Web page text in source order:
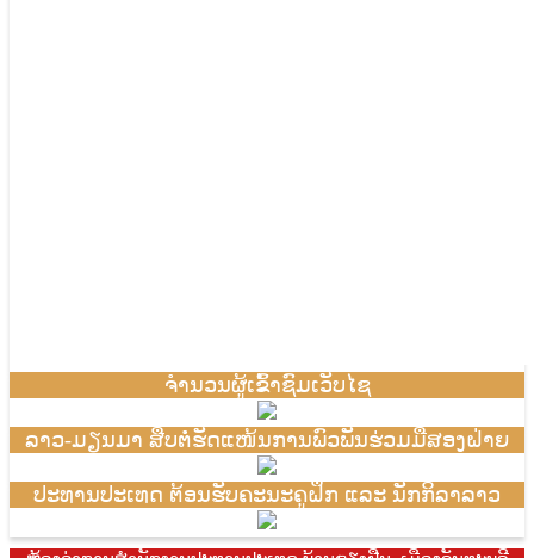
ຈຳນວນຜູ້ເຂົ້າຊົມເວັບໄຊ
ລາວ-ມຽນມາ ສືບຕໍ່ຮັດແໜ້ນການພົວພັນຮ່ວມມືສອງຝ່າຍ
ປະທານປະເທດ ຕ້ອນຮັບຄະນະຄູຝຶກ ແລະ ນັກກິລາລາວ